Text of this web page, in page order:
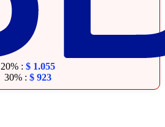
20% : $1.055
30% : $923